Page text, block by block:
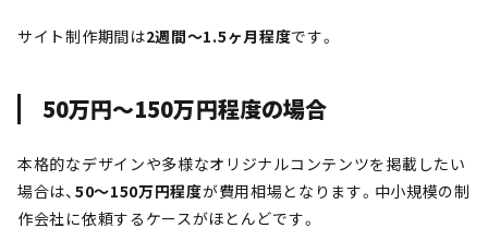
サイト制作期間は2週間～1.5ヶ月程度です。
50万円〜150万円程度の場合
本格的なデザインや多様なオリジナルコンテンツを掲載したい
場合は、 50～150万円程度が費用相場となります。中小規模の制
作会社に依頼するケースがほとんどです。